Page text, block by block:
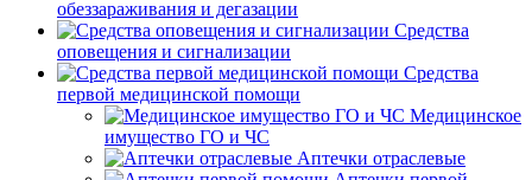
обеззараживания и дегазации
Средства
оповещения и сигнализации
Средства
первой медицинской помощи
Медицинское
имущество ГО и ЧС
Аптечки отраслевые